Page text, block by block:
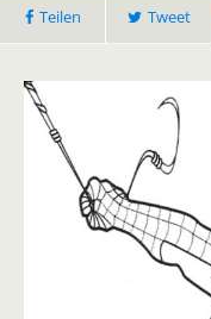
Teilen Tweet